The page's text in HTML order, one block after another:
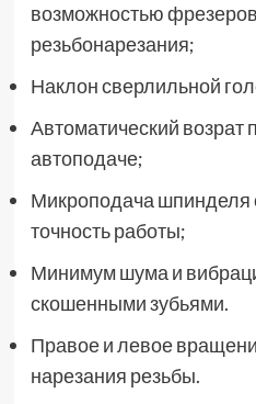
возможностью
резьбонарезания;
Наклон сверлильной
Автоматический
автоподаче;
Микроподача шпинделя
точность работы;
Минимум шума и
скошенными зубьями.
Правое и левое
нарезания резьбы.